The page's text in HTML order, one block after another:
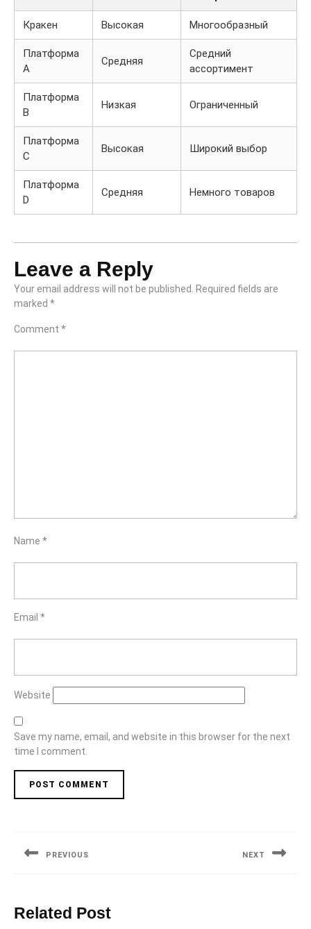
Кракен Высокая Многообразный
Платформа
A
Средняя
Средний
ассортимент
Платформа
B
Низкая Ограниченный
Платформа
C
Высокая Широкий выбор
Платформа
D
Средняя Немного товаров
Leave a Reply
Your email address will not be published.
Required fields are
marked *
Comment *
Name *
Email *
Website
Save my name, email, and website in this browser for the next
time I comment.
PREVIOUS NEXT
Related Post